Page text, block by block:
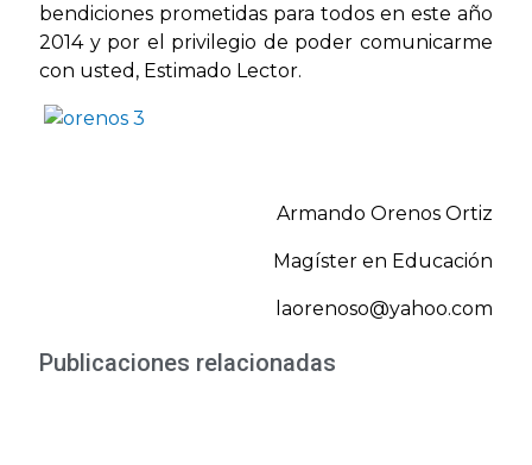
bendiciones prometidas para todos en este año
2014 y por el privilegio de poder comunicarme
con usted, Estimado Lector.
Armando Orenos Ortiz
Magíster en Educación
laorenoso@yahoo.com
Publicaciones relacionadas